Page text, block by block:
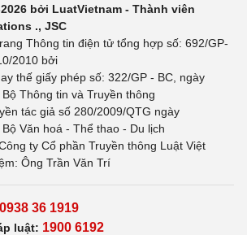
bởi LuatVietnam - Thành viên
., JSC
Thông tin điện tử tổng hợp số: 692/GP-
2010 bởi
thế giấy phép số: 322/GP - BC, ngày
Thông tin và Truyền thông
tác giả số 280/2009/QTG ngày
Văn hoá - Thể thao - Du lịch
ty Cổ phần Truyền thông Luật Việt
Ông Trần Văn Trí
0938 36 1919
luật: 1900 6192